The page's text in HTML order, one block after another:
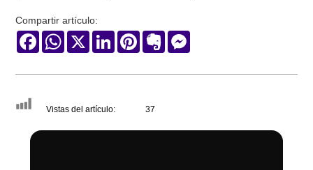
Compartir artículo:
FacebookWhatsApp
X LinkedInPinterestEvernote
Vistas del artículo: 37